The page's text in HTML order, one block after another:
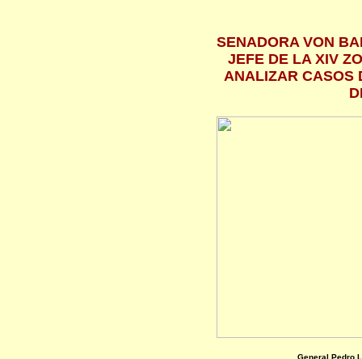
SENADORA VON
JEFE DE LA XIV
ANALIZAR CASOS
General Pedro